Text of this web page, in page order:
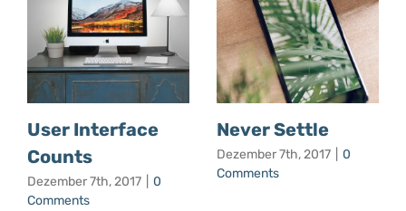
User Interface
Counts
Dezember 7th, 2017
0
Comments
Never Settle
Dezember 7th, 2017
0
Comments